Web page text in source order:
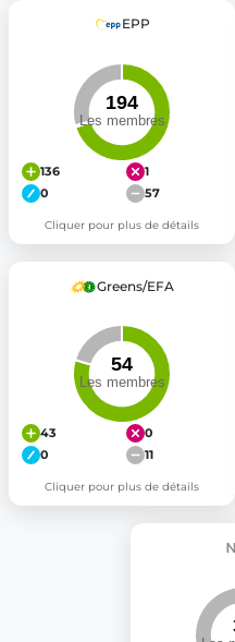
EPP
136
1
0
57
Cliquer pour plus de détails
Greens/EFA
43
0
0
11
Cliquer pour plus de détails